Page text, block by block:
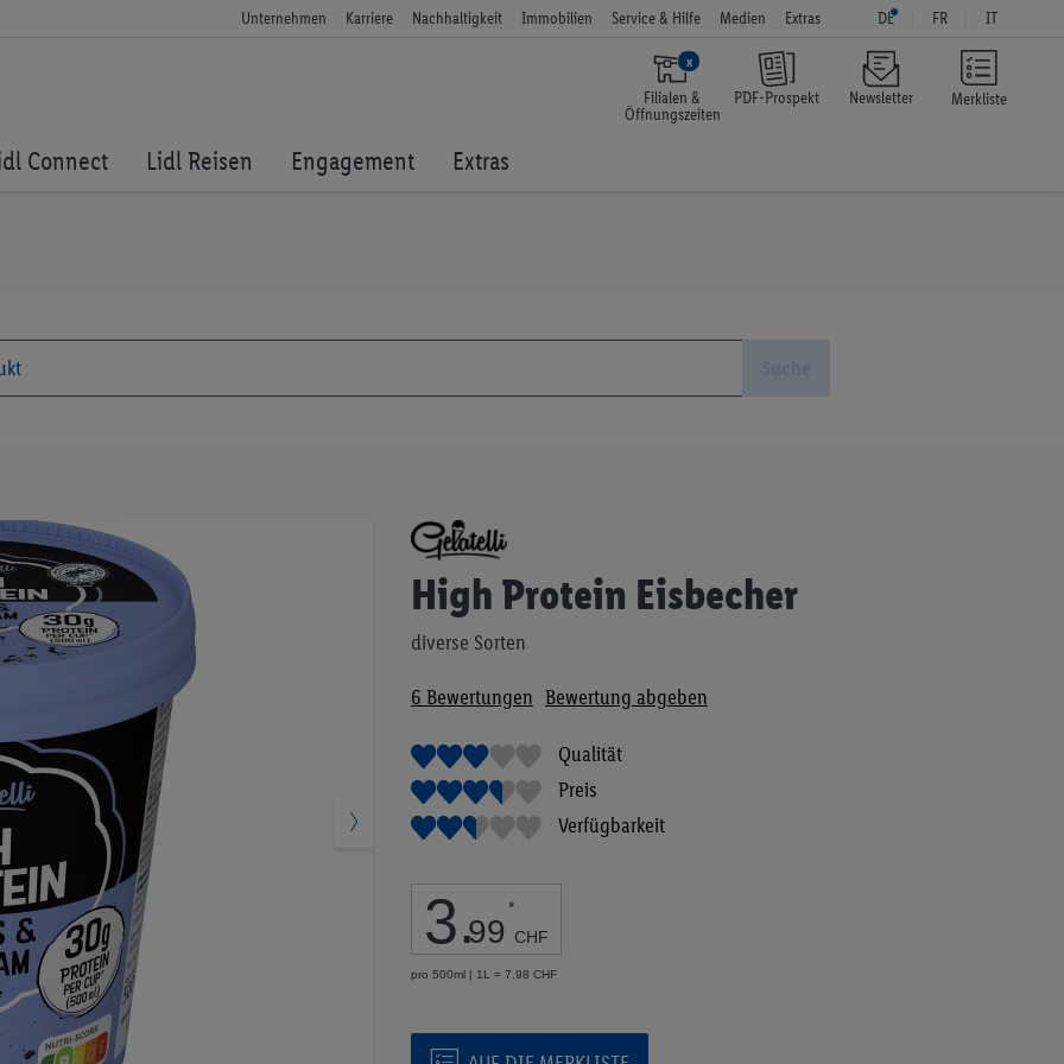
Merkliste
Unternehmen Karriere Nachhaltigkeit Immobilien Service & Hilfe Medien Extras DE FR IT
x
Filialen &
Öffnungszeiten
PDF-Prospekt Newsletter
Connect Lidl Reisen Engagement Extras
High Protein Eisbecher
diverse Sorten
6 Bewertungen Bewertung abgeben
Qualität
Preis
Verfügbarkeit
3.99
*
CHF
pro 500ml | 1L = 7.98 CHF
Anfang
Bildgalerie
springen